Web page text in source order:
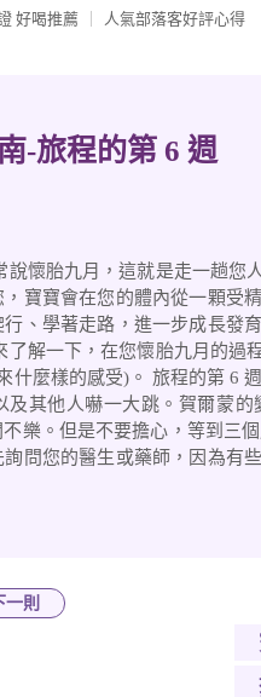
好喝推薦 人氣部落客好評心得
-旅程的第 6 週
說懷胎九月，這就是走一趟您
寶寶會在您的體內從一顆受
、學著走路，進一步成長發
了解一下，在您懷胎九月的過
什麼樣的感受)。 旅程的第 6
及其他人嚇一大跳。賀爾蒙
樂。但是不要擔心，等到三
問您的醫生或藥師，因為有
一則